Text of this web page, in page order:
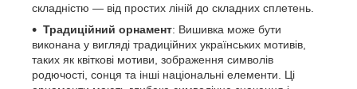
складністю — від простих ліній до складних сплетень.
Традиційний орнамент: Вишивка може бути
виконана у вигляді традиційних українських мотивів,
таких як квіткові мотиви, зображення символів
родючості, сонця та інші національні елементи. Ці